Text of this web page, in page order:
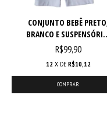
CONJUNTO BEBÊ
BRANCO E
R$99,90
12 X DE R$10,12
COMPRAR